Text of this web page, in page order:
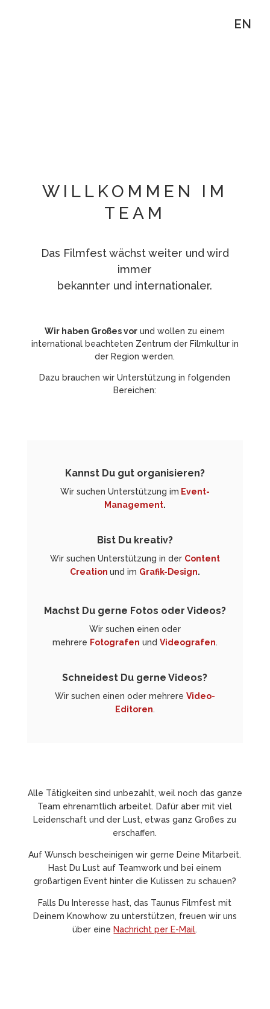
EN
WILLKOMMEN IM
TEAM
Das Filmfest wächst weiter und wird
immer
bekannter und internationaler.
Wir haben Großes vor und wollen zu einem
international beachteten Zentrum der Filmkultur in
der Region werden.
Dazu brauchen wir Unterstützung in folgenden
Bereichen:
Kannst Du gut organisieren?
Wir suchen Unterstützung im Event-
Management.
Bist Du kreativ?
Wir suchen Unterstützung in der Content
Creation und im Grafik-Design.
Machst Du gerne Fotos oder Videos?
Wir suchen einen oder
mehrere Fotografen und Videografen.
Schneidest Du gerne Videos?
Wir suchen einen oder mehrere Video-
Editoren.
Alle Tätigkeiten sind unbezahlt, weil noch das ganze
Team ehrenamtlich arbeitet. Dafür aber mit viel
Leidenschaft und der Lust, etwas ganz Großes zu
erschaffen.
Auf Wunsch bescheinigen wir gerne Deine Mitarbeit.
Hast Du Lust auf Teamwork und bei einem
großartigen Event hinter die Kulissen zu schauen?
Falls Du Interesse hast, das Taunus Filmfest mit
Deinem Knowhow zu unterstützen, freuen wir uns
über eine Nachricht per E-Mail.